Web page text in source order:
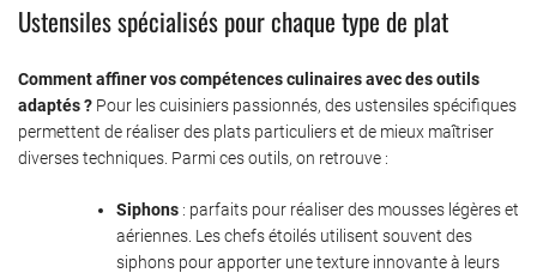
Ustensiles spécialisés pour chaque type de plat
Comment affiner vos compétences culinaires avec des outils
adaptés ? Pour les cuisiniers passionnés, des ustensiles spécifiques
permettent de réaliser des plats particuliers et de mieux maîtriser
diverses techniques. Parmi ces outils, on retrouve :
Siphons : parfaits pour réaliser des mousses légères et
aériennes. Les chefs étoilés utilisent souvent des
siphons pour apporter une texture innovante à leurs